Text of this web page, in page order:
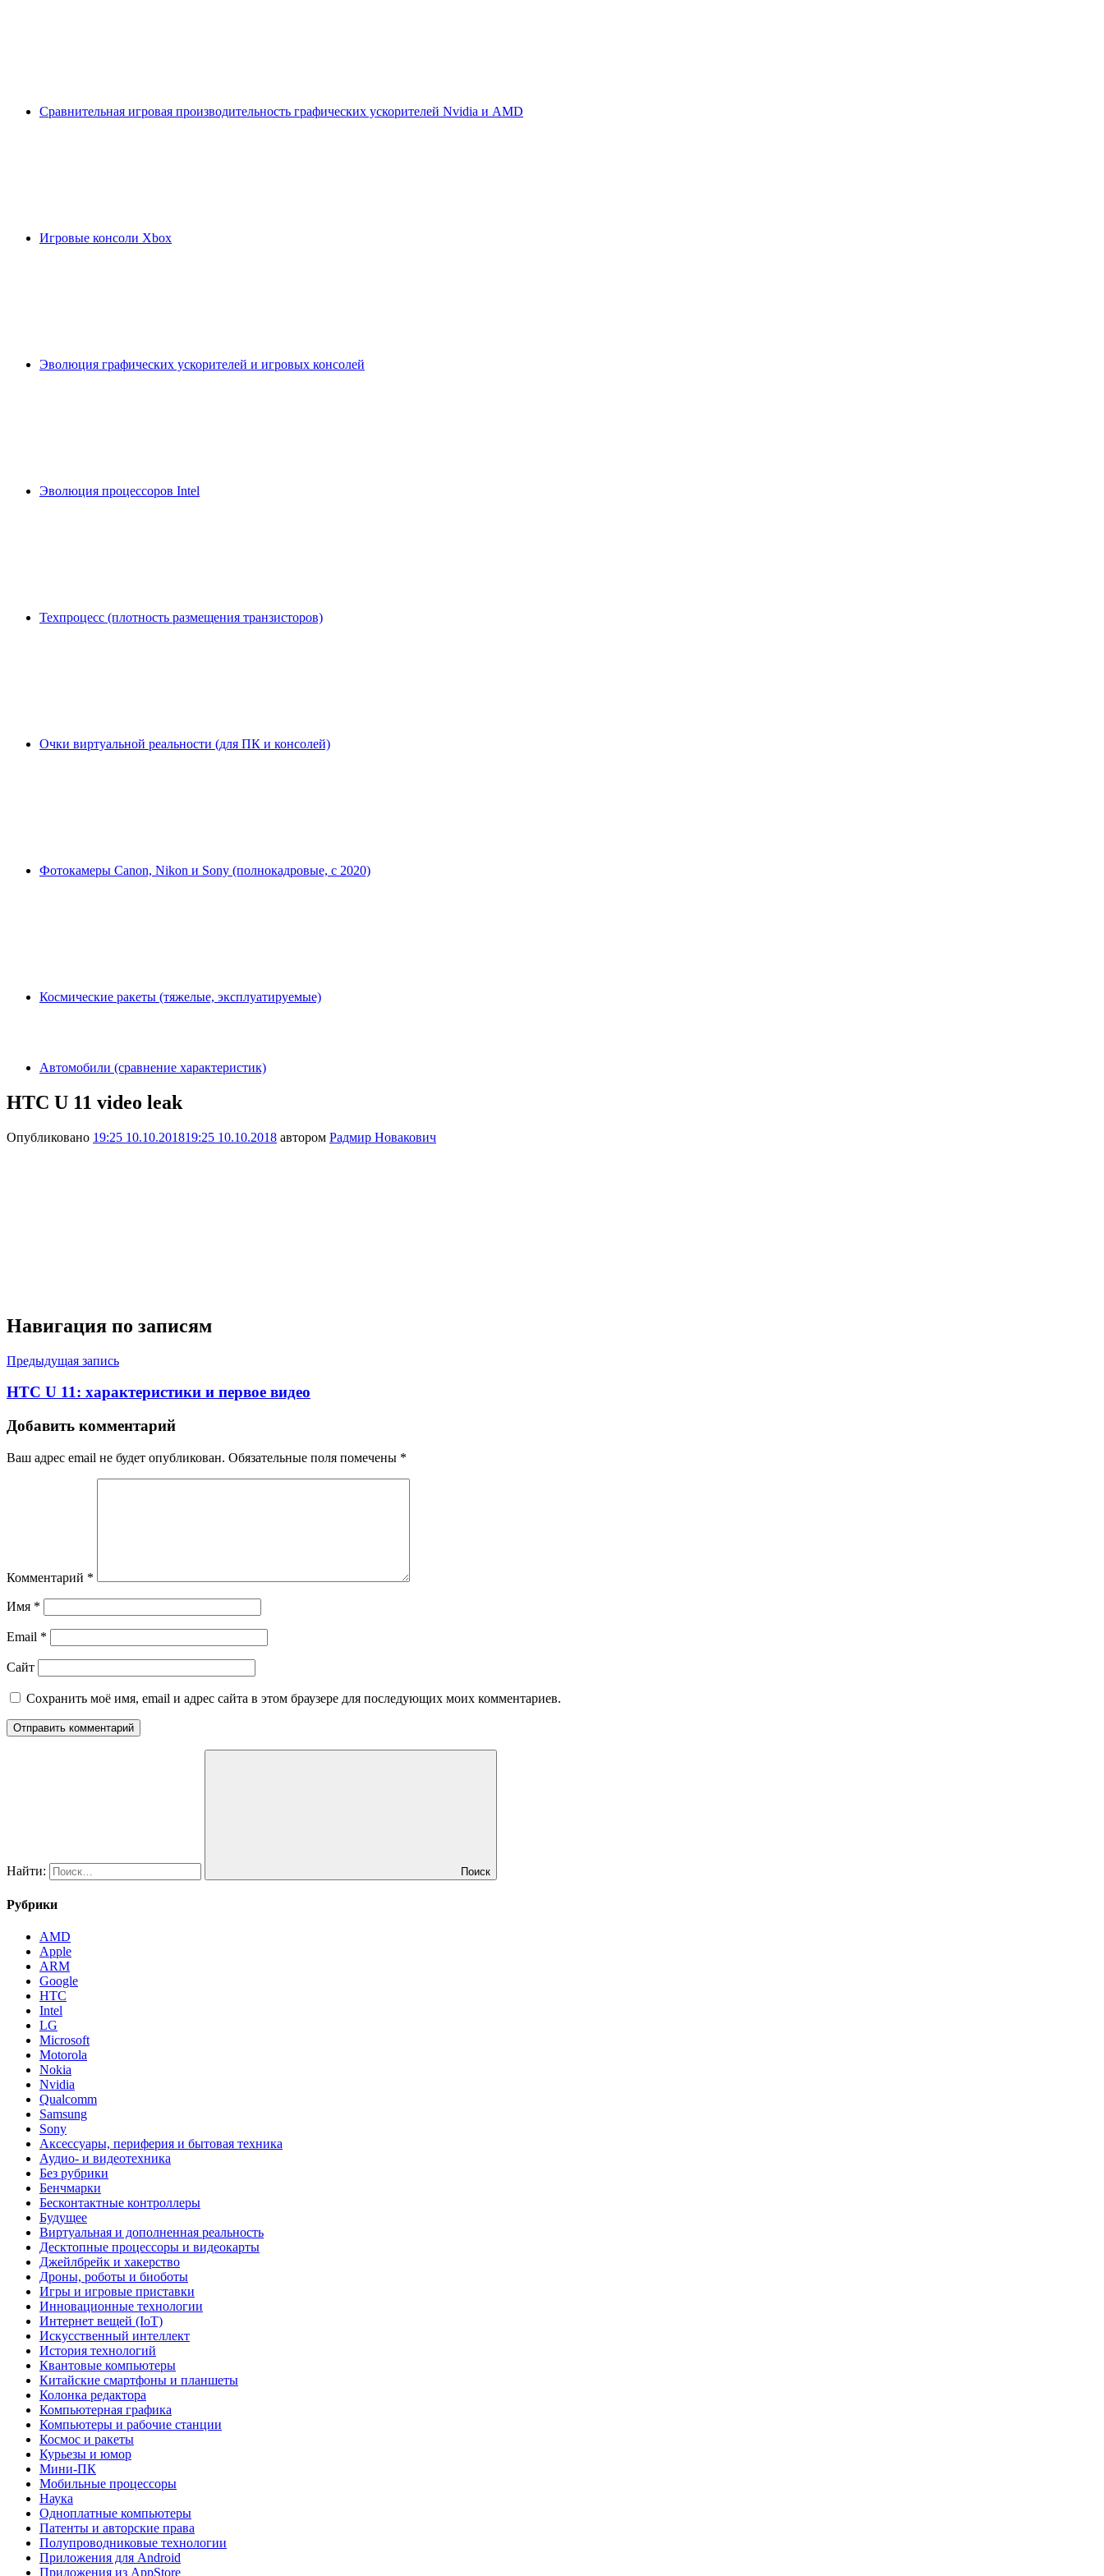
Сравнительная игровая производительность графических ускорителей Nvidia и AMD
Игровые консоли Xbox
Эволюция графических ускорителей и игровых консолей
Эволюция процессоров Intel
Техпроцесс (плотность размещения транзисторов)
Очки виртуальной реальности (для ПК и консолей)
Фотокамеры Canon, Nikon и Sony (полнокадровые, с 2020)
Космические ракеты (тяжелые, эксплуатируемые)
Автомобили (сравнение характеристик)
HTC U 11 video leak
Опубликовано 19:25 10.10.201819:25 10.10.2018 автором Радмир Новакович
Навигация по записям
Предыдущая запись
HTC U 11: характеристики и первое видео
Добавить комментарий
Ваш адрес email не будет опубликован. Обязательные поля помечены *
Комментарий *
Имя *
Email *
Сайт
Сохранить моё имя, email и адрес сайта в этом браузере для последующих моих комментариев.
Найти: Поиск
Рубрики
AMD
Apple
ARM
Google
HTC
Intel
LG
Microsoft
Motorola
Nokia
Nvidia
Qualcomm
Samsung
Sony
Аксессуары, периферия и бытовая техника
Аудио- и видеотехника
Без рубрики
Бенчмарки
Бесконтактные контроллеры
Будущее
Виртуальная и дополненная реальность
Десктопные процессоры и видеокарты
Джейлбрейк и хакерство
Дроны, роботы и биоботы
Игры и игровые приставки
Инновационные технологии
Интернет вещей (IoT)
Искусственный интеллект
История технологий
Квантовые компьютеры
Китайские смартфоны и планшеты
Колонка редактора
Компьютерная графика
Компьютеры и рабочие станции
Космос и ракеты
Курьезы и юмор
Мини-ПК
Мобильные процессоры
Наука
Одноплатные компьютеры
Патенты и авторские права
Полупроводниковые технологии
Приложения для Android
Приложения из AppStore